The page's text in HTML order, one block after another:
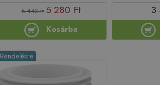
5 443 Ft 5 280 Ft
Kosárba
3
Rendelésre